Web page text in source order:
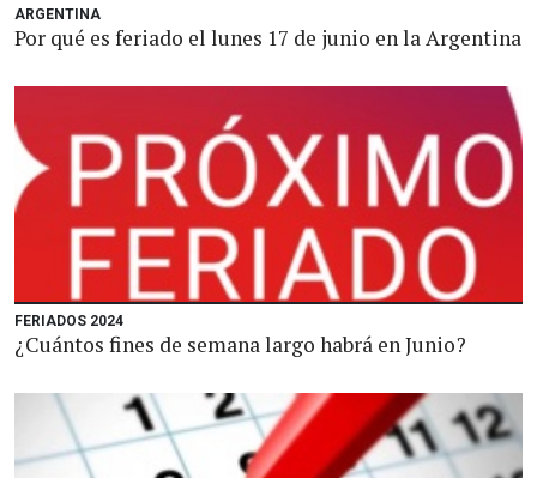
ARGENTINA
Por qué es feriado el lunes 17 de junio en la Argentina
FERIADOS 2024
¿Cuántos fines de semana largo habrá en Junio?